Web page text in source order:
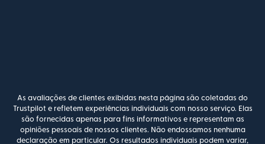
As avaliações de clientes exibidas nesta página são coletadas do
Trustpilot e refletem experiências individuais com nosso serviço. Elas
são fornecidas apenas para fins informativos e representam as
opiniões pessoais de nossos clientes. Não endossamos nenhuma
declaração em particular. Os resultados individuais podem variar,